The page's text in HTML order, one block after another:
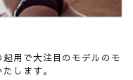
用で大注目のモデルのモ
します。